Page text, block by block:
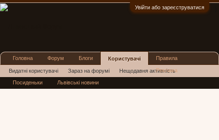
Увійти або зареєструватися
Головна Форум Блоги Користувачі
Видатні користувачі Зараз на форумі Нещодавня активність
Нові повідомлення профілю
Правила
Реклама
Посиденьки Львівські новини